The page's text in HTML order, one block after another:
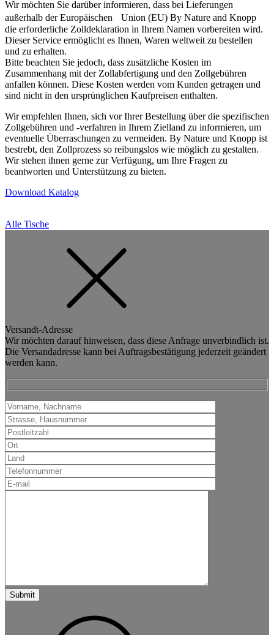
Wir möchten Sie darüber informieren, dass bei Lieferungen
außerhalb der Europäischen Union (EU) By Nature and Knopp
die erforderliche Zolldeklaration in Ihrem Namen vorbereiten wird.
Dieser Service ermöglicht es Ihnen, Waren weltweit zu bestellen
und zu erhalten.
Bitte beachten Sie jedoch, dass zusätzliche Kosten im
Zusammenhang mit der Zollabfertigung und den Zollgebühren
anfallen können. Diese Kosten werden vom Kunden getragen und
sind nicht in den ursprünglichen Kaufpreisen enthalten.
Wir empfehlen Ihnen, sich vor Ihrer Bestellung über die spezifischen
Zollgebühren und -verfahren in Ihrem Zielland zu informieren, um
eventuelle Überraschungen zu vermeiden. By Nature und Knopp ist
bestrebt, den Zollprozess so reibungslos wie möglich zu gestalten.
Wir stehen ihnen gerne zur Verfügung, um Ihre Fragen zu
beantworten und Unterstützung zu bieten.
Download Katalog
Alle Tische
Versandt-Adresse
Wir möchten darauf hinweisen, dass diese Anfrage unverbindlich ist.
Die Versandadresse kann bei Auftragsbestätigung jederzeit geändert
werden kann.